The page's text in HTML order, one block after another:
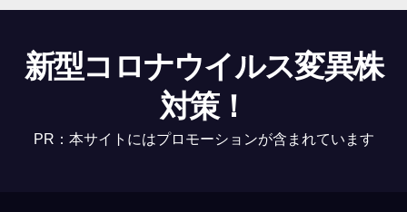
新型コロナウイルス変異株
対策！
PR：本サイトにはプロモーションが含まれています